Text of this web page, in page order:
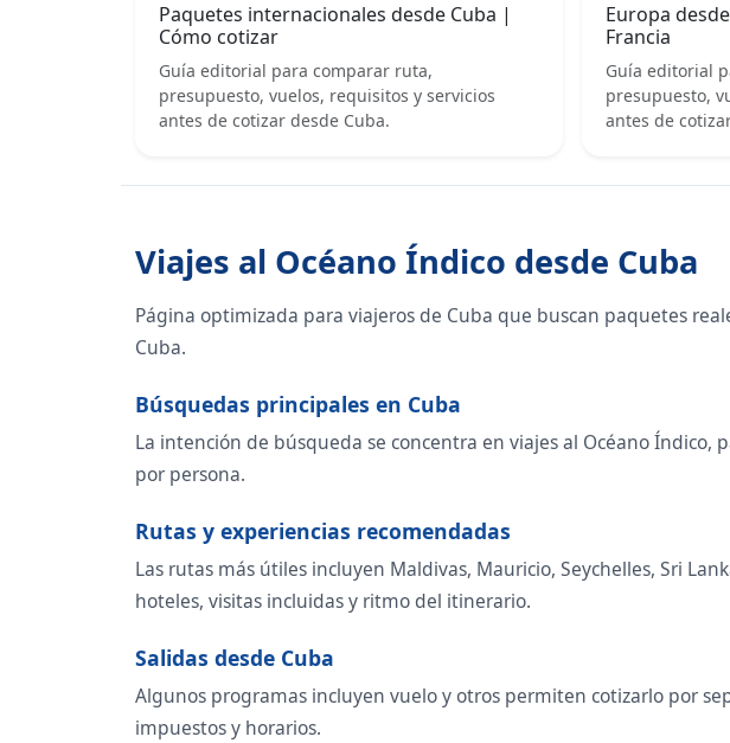
Paquetes internacionales desde Cuba |
Cómo cotizar
Guía editorial para comparar ruta,
presupuesto, vuelos, requisitos y servicios
antes de cotizar desde Cuba.
Europa
Francia
Guía editorial
presupuesto,
antes de
Viajes al Océano Índico desde Cuba
Página optimizada para viajeros de Cuba que buscan paquetes
Cuba.
Búsquedas principales en Cuba
La intención de búsqueda se concentra en viajes al Océano Índico,
por persona.
Rutas y experiencias recomendadas
Las rutas más útiles incluyen Maldivas, Mauricio, Seychelles, Sri
hoteles, visitas incluidas y ritmo del itinerario.
Salidas desde Cuba
Algunos programas incluyen vuelo y otros permiten cotizarlo por
impuestos y horarios.